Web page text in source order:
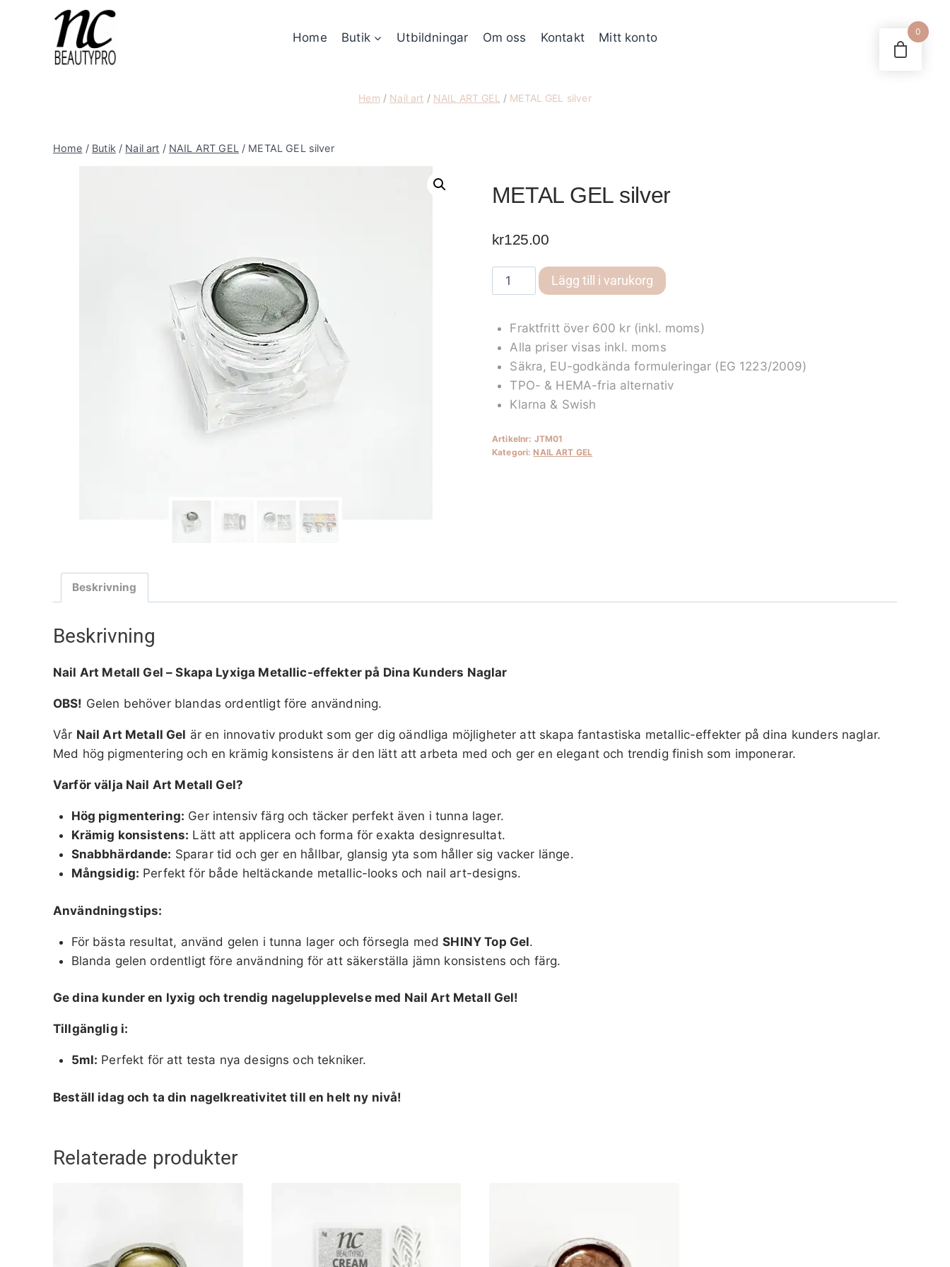
Home Butik Utbildningar Om oss Kontakt Mitt konto
Hem / Nail art / NAIL ART GEL / METAL GEL silver
Home / Butik / Nail art / NAIL ART GEL / METAL GEL silver
METAL GEL silver
kr125.00
METAL
GEL
mängd
Lägg till i varukorg
Fraktfritt över 600 kr (inkl. moms)
Alla priser visas inkl. moms
Säkra, EU-godkända formuleringar (EG 1223/2009)
TPO- & HEMA-fria alternativ
Klarna & Swish
Artikelnr: JTM01
Kategori:NAIL ART GEL
Beskrivning
Beskrivning
Nail Art Metall Gel – Skapa Lyxiga Metallic-effekter på Dina Kunders Naglar
OBS! Gelen behöver blandas ordentligt före användning.
Vår Nail Art Metall Gel är en innovativ produkt som ger dig oändliga möjligheter att skapa fantastiska metallic-effekter på dina kunders naglar.
Med hög pigmentering och en krämig konsistens är den lätt att arbeta med och ger en elegant och trendig finish som imponerar.
Varför välja Nail Art Metall Gel?
Hög pigmentering: Ger intensiv färg och täcker perfekt även i tunna lager.
Krämig konsistens: Lätt att applicera och forma för exakta designresultat.
Snabbhärdande: Sparar tid och ger en hållbar, glansig yta som håller sig vacker länge.
Mångsidig: Perfekt för både heltäckande metallic-looks och nail art-designs.
Användningstips:
För bästa resultat, använd gelen i tunna lager och försegla medSHINY Top Gel.
Blanda gelen ordentligt före användning för att säkerställa jämn konsistens och färg.
Ge dina kunder en lyxig och trendig nagelupplevelse med Nail Art Metall Gel!
Tillgänglig i:
5ml: Perfekt för att testa nya designs och tekniker.
Beställ idag och ta din nagelkreativitet till en helt ny nivå!
Relaterade produkter
0